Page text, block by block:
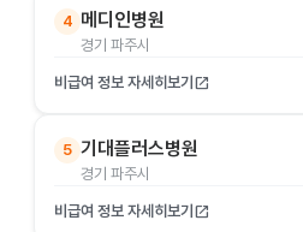
4 메디인병원
경기 파주시
비급여 정보 자세히보기 open_in_new
5 기대플러스병원
경기 파주시
비급여 정보 자세히보기 open_in_new